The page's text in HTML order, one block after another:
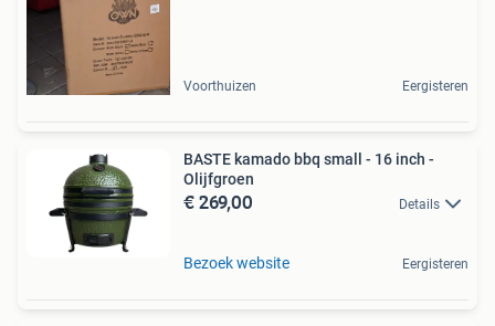
Voorthuizen Eergisteren
BASTE kamado bbq small - 16 inch -
Olijfgroen
€ 269,00 Details
Bezoek website Eergisteren